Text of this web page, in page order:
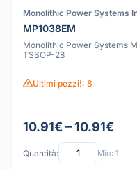
Monolithic Power Systems
MP1038EM
Monolithic Power Systems
TSSOP-28
Ultimi pezzi!: 8
10.91€ – 10.91€
Quantità: Min: 1